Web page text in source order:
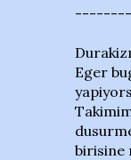
Eger
birisine